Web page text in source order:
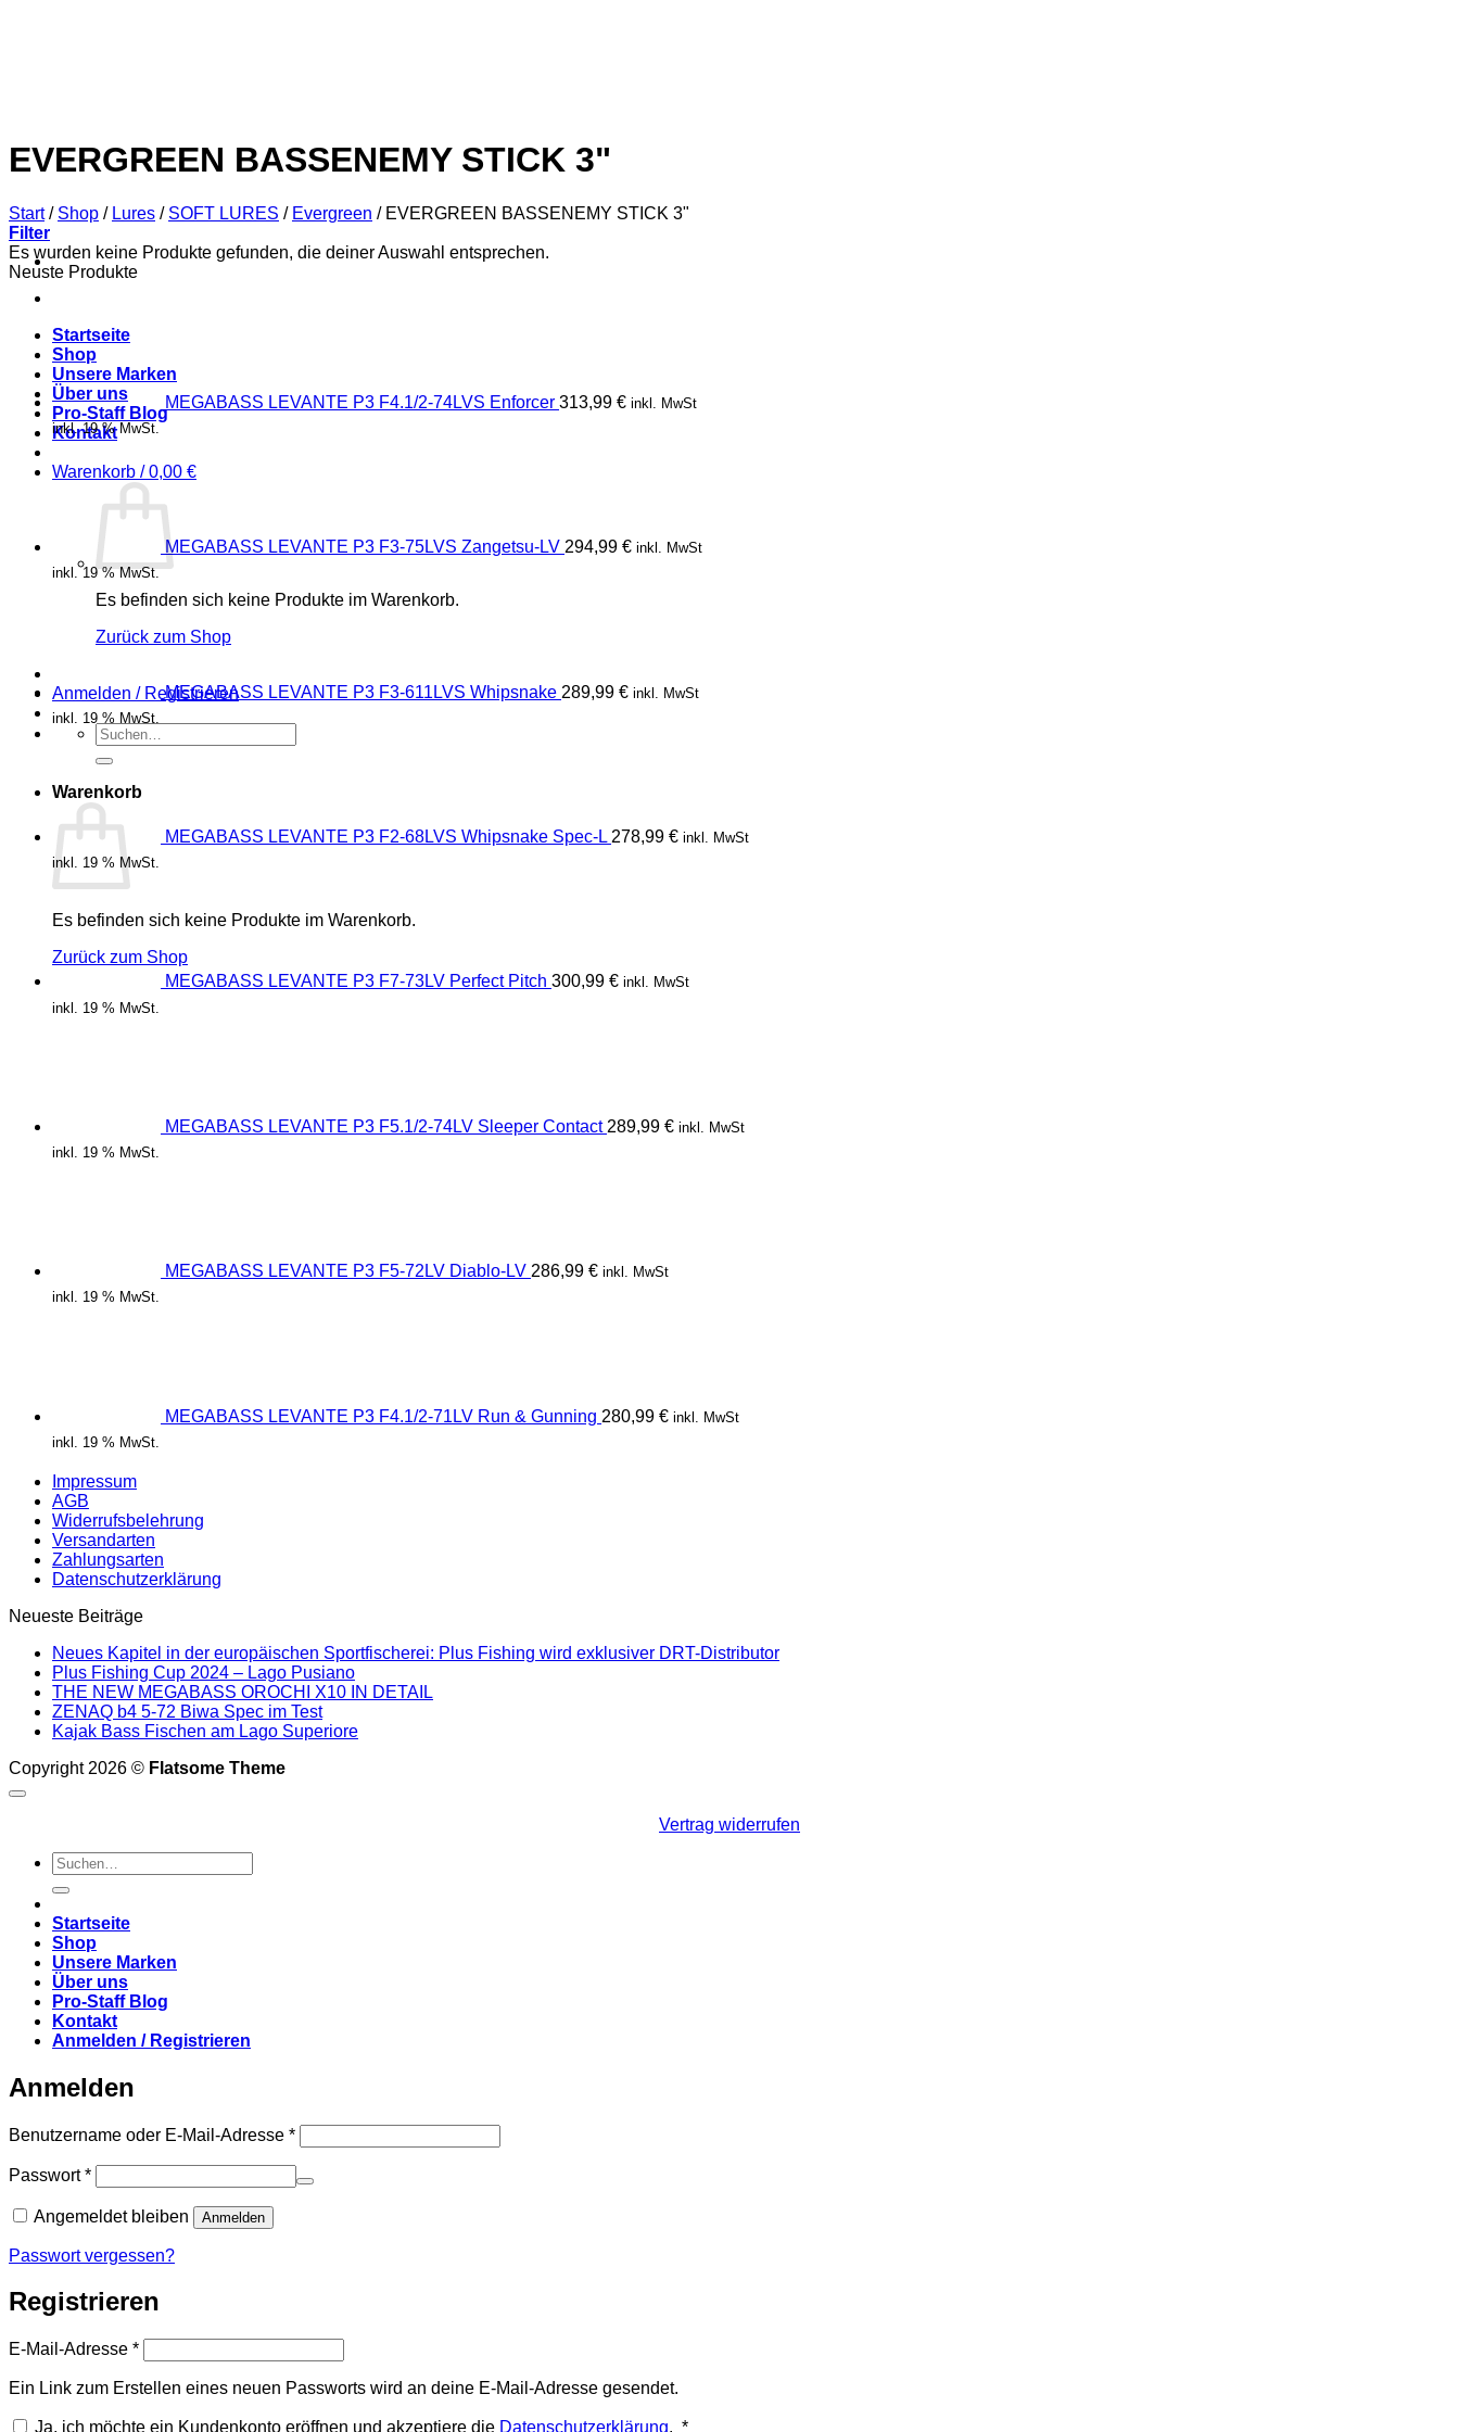
Startseite
Shop
Unsere Marken
Über uns
Pro-Staff Blog
Kontakt
Warenkorb /0,00 €
Es befinden sich keine Produkte im Warenkorb.
Zurück zum Shop
Anmelden / Registrieren
Suchen
nach:
Warenkorb
Es befinden sich keine Produkte im Warenkorb.
Zurück zum Shop
EVERGREEN BASSENEMY STICK 3"
Start / Shop / Lures / SOFT LURES / Evergreen /EVERGREEN BASSENEMY STICK 3"
Filter
Es wurden keine Produkte gefunden, die deiner Auswahl entsprechen.
Neuste Produkte
MEGABASS LEVANTE P3 F4.1/2-74LVS Enforcer 313,99 € inkl. MwSt
inkl. 19 % MwSt.
MEGABASS LEVANTE P3 F3-75LVS Zangetsu-LV 294,99 € inkl. MwSt
inkl. 19 % MwSt.
MEGABASS LEVANTE P3 F3-611LVS Whipsnake 289,99 € inkl. MwSt
inkl. 19 % MwSt.
MEGABASS LEVANTE P3 F2-68LVS Whipsnake Spec-L 278,99 € inkl. MwSt
inkl. 19 % MwSt.
MEGABASS LEVANTE P3 F7-73LV Perfect Pitch 300,99 € inkl. MwSt
inkl. 19 % MwSt.
MEGABASS LEVANTE P3 F5.1/2-74LV Sleeper Contact 289,99 € inkl. MwSt
inkl. 19 % MwSt.
MEGABASS LEVANTE P3 F5-72LV Diablo-LV 286,99 € inkl. MwSt
inkl. 19 % MwSt.
MEGABASS LEVANTE P3 F4.1/2-71LV Run & Gunning 280,99 € inkl. MwSt
inkl. 19 % MwSt.
Impressum
AGB
Widerrufsbelehrung
Versandarten
Zahlungsarten
Datenschutzerklärung
Neueste Beiträge
Neues Kapitel in der europäischen Sportfischerei: Plus Fishing wird exklusiver DRT-Distributor
Plus Fishing Cup 2024 – Lago Pusiano
THE NEW MEGABASS OROCHI X10 IN DETAIL
ZENAQ b4 5-72 Biwa Spec im Test
Kajak Bass Fischen am Lago Superiore
Copyright 2026 © Flatsome Theme
Vertrag widerrufen
Suchen
nach:
Startseite
Shop
Unsere Marken
Über uns
Pro-Staff Blog
Kontakt
Anmelden / Registrieren
Anmelden
Benutzername oder E-Mail-Adresse *Erforderlich
Passwort*Erforderlich
Angemeldet bleiben Anmelden
Passwort vergessen?
Registrieren
E-Mail-Adresse *Erforderlich
Ein Link zum Erstellen eines neuen Passworts wird an deine E-Mail-Adresse gesendet.
Ja, ich möchte ein Kundenkonto eröffnen und akzeptiere die Datenschutzerklärung. *Erforderlich